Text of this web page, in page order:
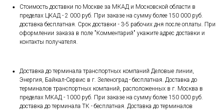
Стоимость доставки по Москве за МКАД и Московской области в
пределах ЦКАД - 2 000 руб. При заказе на сумму более 150 000 руб.
доставка бесплатная. Срок доставки - 3-5 рабочих дня после оплаты. При
оформлении заказа в поле "Комментарий" укажите адрес доставки и
контакты получателя.
Доставка до терминала транспортных компаний Деловые линии,
Энергия, Байкал-Сервис в г. Зеленоград - бесплатная. Доставка до
терминалов транспортных компаний, расположенных в г. Москва в
пределах МКАД - 1000 руб. При заказе на сумму более 150 000 руб.
доставка до терминала ТК - бесплатная. Доставка до терминалов